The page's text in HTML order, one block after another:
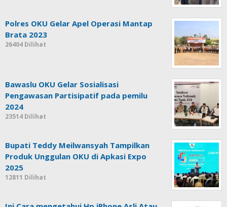
Polres OKU Gelar Apel Operasi Mantap
Brata 2023
26404 Dilihat
Bawaslu OKU Gelar Sosialisasi
Pengawasan Partisipatif pada pemilu
2024
23514 Dilihat
Bupati Teddy Meilwansyah Tampilkan
Produk Unggulan OKU di Apkasi Expo
2025
12811 Dilihat